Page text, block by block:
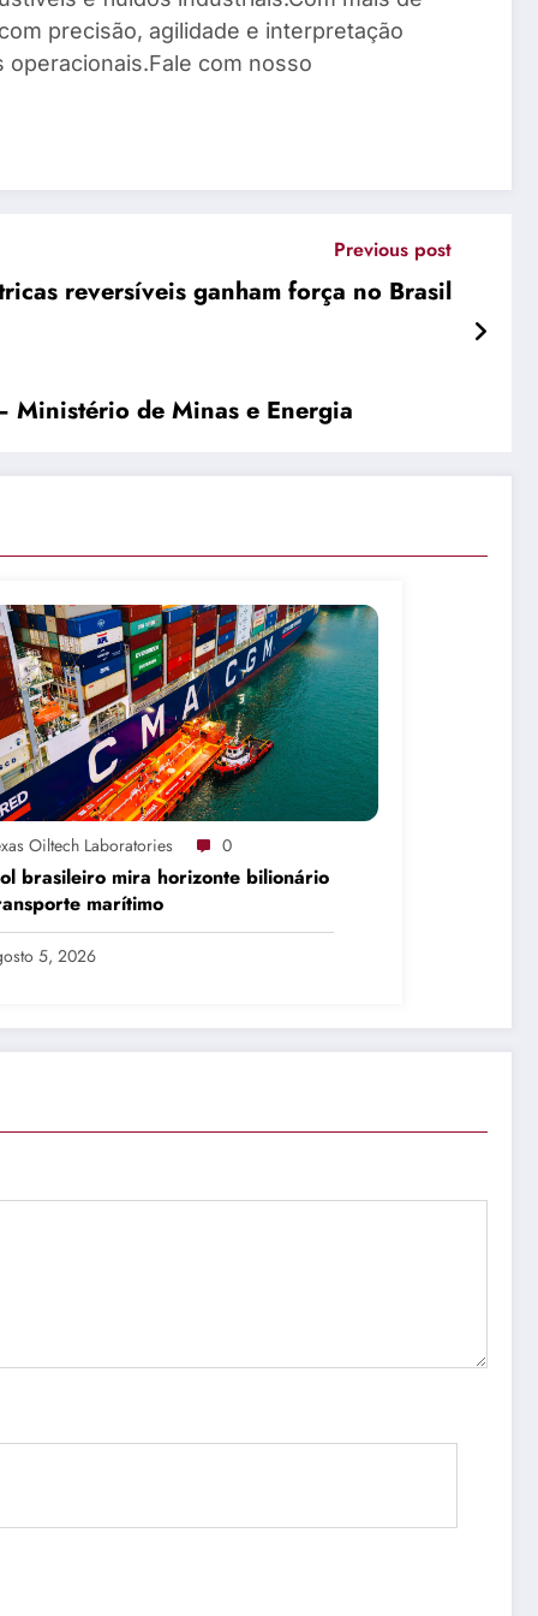
precisão, agilidade e interpretação
com nosso
Previous post
reversíveis ganham força no Brasil
Ministério de Minas e Energia
Oiltech Laboratories 0
brasileiro mira horizonte bilionário
marítimo
5, 2026